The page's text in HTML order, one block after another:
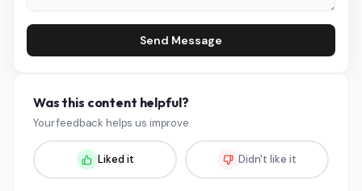
Send Message
Was this content helpful?
Your feedback helps us improve.
Liked it Didn't like it